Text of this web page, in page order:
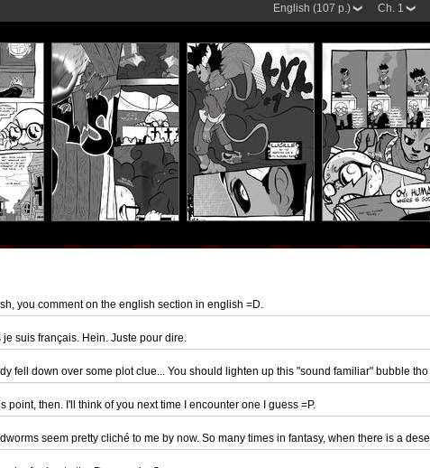
Ch. 1
English (107 p.)
you comment on the english section in english =D.
suis français. Hein. Juste pour dire.
fell down over some plot clue... You should lighten up this "sound familiar" bubble tho
point, then. I'll think of you next time I encounter one I guess =P.
seem pretty cliché to me by now. So many times in fantasy, when there is a dese